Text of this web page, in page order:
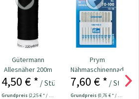
Gütermann
Allesnäher 200m
Fb. 000 - schwarz
4,50 € * / Stück
Grundpreis (2,25 € * / 100 Meter)
Prym
Nähmaschinennadeln
130/705
Universal...
7,60 € * / Stück
Grundpreis (0,76 € * / 1 Stück)